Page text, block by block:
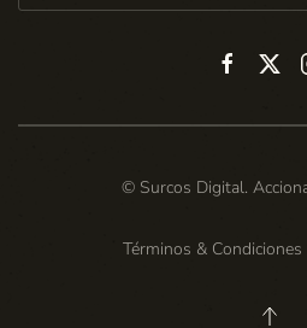
© Surcos Digital.
Términos & Condiciones